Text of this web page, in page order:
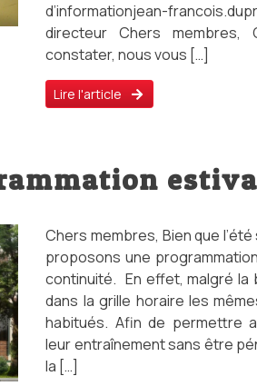
d’informationjean-
directeur Chers
constater, nous vous […]
Lire l'article
Chers membres, Bien que
proposons une
continuité. En effet, malgré la
dans la grille horaire les
habitués. Afin de permettre
leur entraînement sans être
la […]